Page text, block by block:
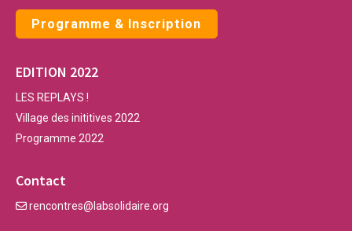
Programme & Inscription
EDITION 2022
LES REPLAYS !
Village des inititives 2022
Programme 2022
Contact
rencontres@labsolidaire.org